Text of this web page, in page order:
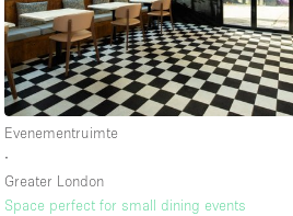
Evenementruimte
∙
Greater London
Space perfect for small dining events